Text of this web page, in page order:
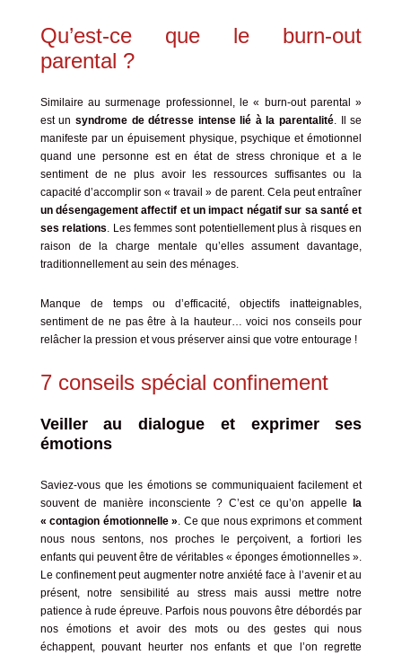
Qu’est-ce que le burn-out
parental ?
Similaire au surmenage professionnel, le « burn-out parental »
est un syndrome de détresse intense lié à la parentalité. Il se
manifeste par un épuisement physique, psychique et émotionnel
quand une personne est en état de stress chronique et a le
sentiment de ne plus avoir les ressources suffisantes ou la
capacité d’accomplir son « travail » de parent. Cela peut entraîner
un désengagement affectif et un impact négatif sur sa santé et
ses relations. Les femmes sont potentiellement plus à risques en
raison dela charge mentale qu’elles assument davantage,
traditionnellement au sein des ménages.
Manque de temps ou d’efficacité, objectifs inatteignables,
sentiment de ne pas être à la hauteur… voici nos conseils pour
relâcher la pression et vous préserver ainsi que votre entourage !
7 conseils spécial confinement
Veiller au dialogue et exprimer ses
émotions
Saviez-vous que les émotions se communiquaient facilement et
souvent de manière inconsciente ? C’est ce qu’on appellela
« contagion émotionnelle ». Ce que nous exprimons et comment
nous nous sentons, nos proches le perçoivent, a fortiori les
enfants qui peuvent être de véritables « éponges émotionnelles ».
Le confinement peut augmenter notre anxiété face à l’avenir et au
présent, notre sensibilité au stress mais aussi mettre notre
patience à rude épreuve. Parfois nous pouvons être débordés par
nos émotions et avoir des mots ou des gestes qui nous
échappent, pouvant heurter nos enfants et que l’on regrette